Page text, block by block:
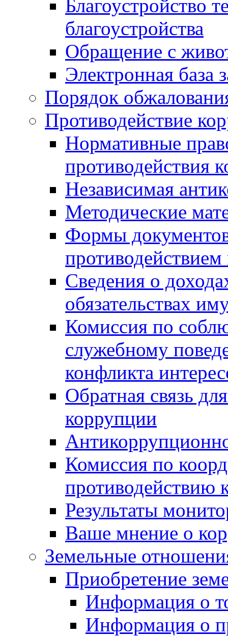
Благоустройство
благоустройства
Обращение с
Электронная база
Порядок
Противодействие
Нормативные
противодействия
Независимая
Методические
Формы
Сведения о
обязательствах
Комиссия по
служебному
конфликта
Обратная связь
коррупции
Комиссия по
противодействию
Результаты
Ваше мнение о
Земельные
Приобретение
Информация о
Информация о